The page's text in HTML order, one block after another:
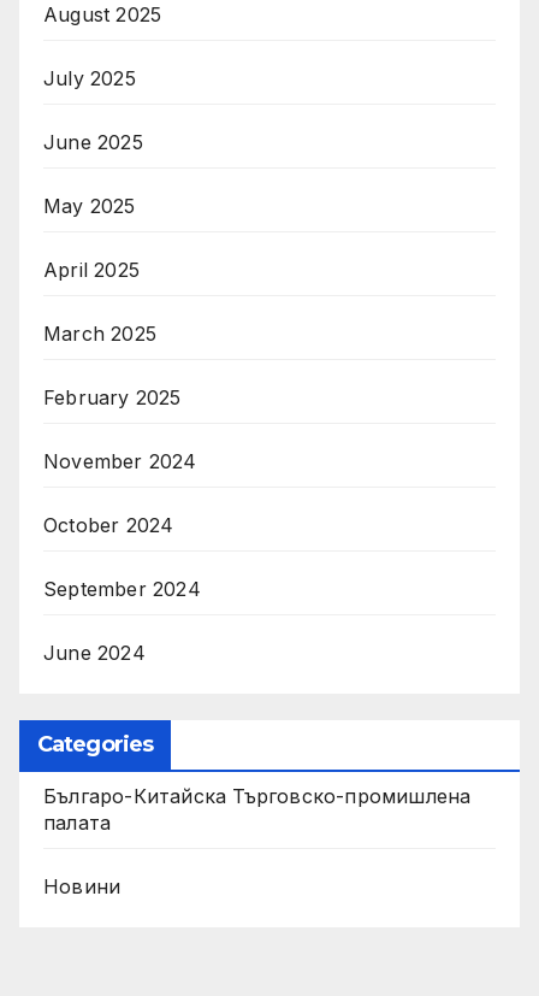
August 2025
July 2025
June 2025
May 2025
April 2025
March 2025
February 2025
November 2024
October 2024
September 2024
June 2024
Categories
Българо-Китайска Търговско-промишлена
палaта
Новини